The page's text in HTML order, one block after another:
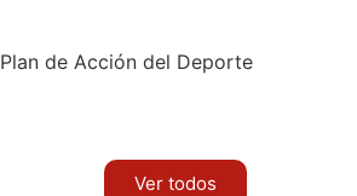
de Acción del Deporte
Ver todos